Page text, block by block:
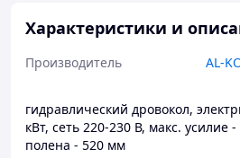
Характеристики и
Производитель AL-
гидравлический дровокол,
кВт, сеть 220-230 В, макс. усилие
полена - 520 мм